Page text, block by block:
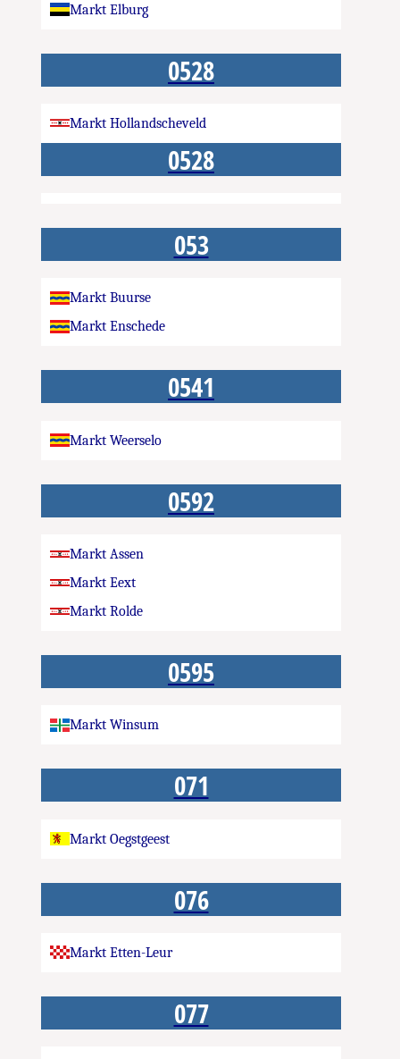
Markt Elburg
0528
Markt Hollandscheveld
0528
053
Markt Buurse
Markt Enschede
0541
Markt Weerselo
0592
Markt Assen
Markt Eext
Markt Rolde
0595
Markt Winsum
071
Markt Oegstgeest
076
Markt Etten-Leur
077